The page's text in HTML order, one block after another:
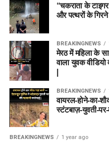
“चकराता के
और पत्थरों के
BREAKINGNEWS
मेरठ में महिला के
वाला युवक
BREAKINGNEWS
वायरल-होने-का-
स्टंटबाज़-युवती-पर-
BREAKINGNEWS 1 year ago